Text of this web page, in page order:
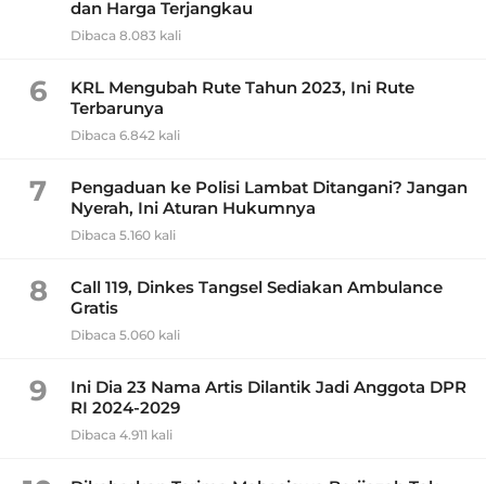
dan Harga Terjangkau
Dibaca 8.083 kali
6
KRL Mengubah Rute Tahun 2023, Ini Rute
Terbarunya
Dibaca 6.842 kali
7
Pengaduan ke Polisi Lambat Ditangani? Jangan
Nyerah, Ini Aturan Hukumnya
Dibaca 5.160 kali
8
Call 119, Dinkes Tangsel Sediakan Ambulance
Gratis
Dibaca 5.060 kali
9
Ini Dia 23 Nama Artis Dilantik Jadi Anggota DPR
RI 2024-2029
Dibaca 4.911 kali